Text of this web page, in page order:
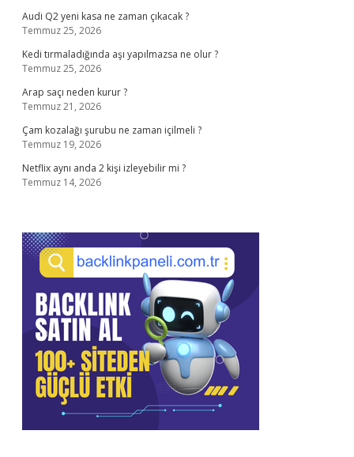
Audi Q2 yeni kasa ne zaman çıkacak ?
Temmuz 25, 2026
Kedi tırmaladığında aşı yapılmazsa ne olur ?
Temmuz 25, 2026
Arap saçı neden kurur ?
Temmuz 21, 2026
Çam kozalağı şurubu ne zaman içilmeli ?
Temmuz 19, 2026
Netflix aynı anda 2 kişi izleyebilir mi ?
Temmuz 14, 2026